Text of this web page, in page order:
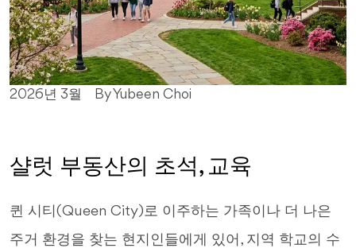
2026년 3월 By Yubeen Choi
샬럿 부동산의 초석, 교육
퀸 시티(Queen City)로 이주하는 가족이나 더 나은
주거 환경을 찾는 현지인들에게 있어, 지역 학교의 수